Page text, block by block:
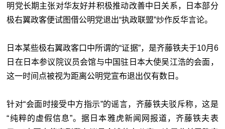
明党长期主张对华友好并积极推动改善中日关系，日本部分
极右翼政客便试图借公明党退出“执政联盟”炒作反华言论。
日本某些极右翼政客口中所谓的“证据”，是齐藤铁夫于10月6
日在日本参议院议员会馆与中国驻日本大使吴江浩的会面，
这一时间点被视为距离公明党宣布退出仅有数日。
针对“会面时接受中方指示”的谣言，齐藤铁夫驳斥称，这是
“纯粹的虚假信息”。据日本雅虎新闻网报道，齐藤铁夫表